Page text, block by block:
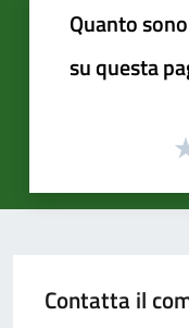
Quanto
su questa
Contatta il